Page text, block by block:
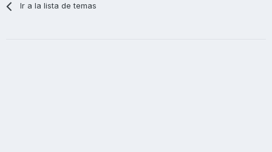
Ir a la lista de temas